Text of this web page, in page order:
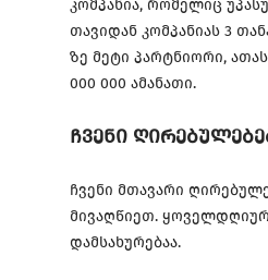
კომპანია, რომელიც
თავიდან კომპანიას 3
ზე მეტი პარტნიორი,
000 000 ამანათი.
ჩვენი
ჩვენი მთავარი
მივაღწიეთ.
დამსახურებაა.